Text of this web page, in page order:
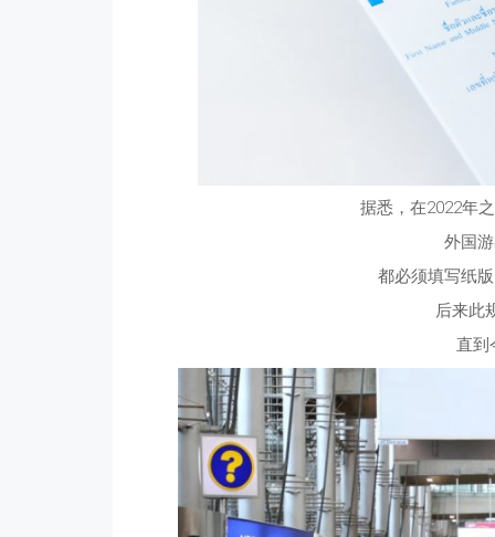
据悉，在2022年
外国
都必须填写纸
后来此
直到